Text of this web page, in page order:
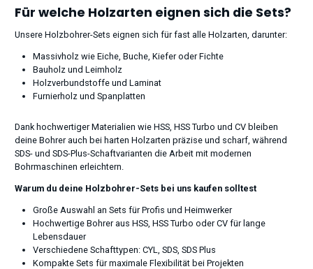
Für welche Holzarten eignen sich die Sets?
Unsere Holzbohrer-Sets eignen sich für fast alle Holzarten, darunter:
Massivholz wie Eiche, Buche, Kiefer oder Fichte
Bauholz und Leimholz
Holzverbundstoffe und Laminat
Furnierholz und Spanplatten
Dank hochwertiger Materialien wie HSS, HSS Turbo und CV bleiben
deine Bohrer auch bei harten Holzarten präzise und scharf, während
SDS- und SDS-Plus-Schaftvarianten die Arbeit mit modernen
Bohrmaschinen erleichtern.
Warum du deine Holzbohrer-Sets bei uns kaufen solltest
Große Auswahl an Sets für Profis und Heimwerker
Hochwertige Bohrer aus HSS, HSS Turbo oder CV für lange
Lebensdauer
Verschiedene Schafttypen: CYL, SDS, SDS Plus
Kompakte Sets für maximale Flexibilität bei Projekten